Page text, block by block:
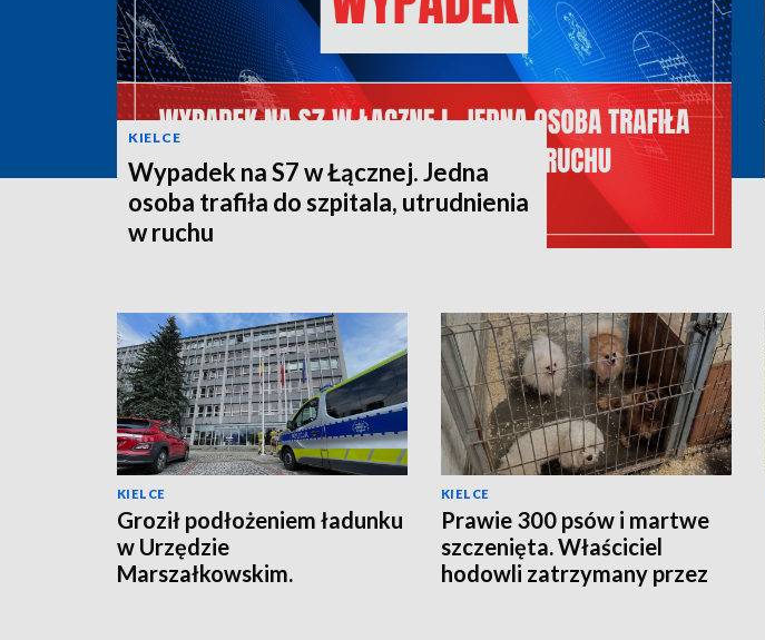
KIELCE
Wypadek na S7 w Łącznej. Jedna
osoba trafiła do szpitala, utrudnienia
w ruchu
KIELCE
Groził podłożeniem ładunku
w Urzędzie
Marszałkowskim.
KIELCE
Prawie 300 psów i martwe
szczenięta. Właściciel
hodowli zatrzymany przez